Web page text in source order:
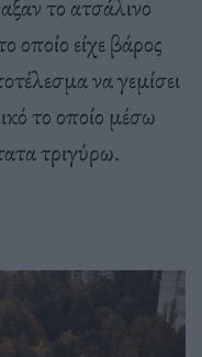
το ατσάλινο
οποίο είχε βάρος
να γεμίσει
το οποίο μέσω
τριγύρω.